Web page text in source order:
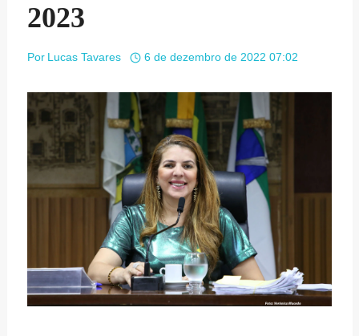
2023
Por Lucas Tavares 6 de dezembro de 2022 07:02